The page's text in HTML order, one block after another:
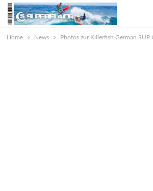
Home News Photos zur Killerfish German SUP